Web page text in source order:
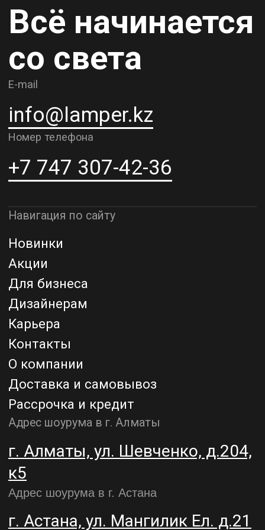
Контакты
О компании
Рассрочка и кредит
к5
Адрес шоурума в г. Астана
г. Астана, ул. Мангилик Ел. д.21
Благодарим за внимание к Lamper.kz.
До встречи в ваших будущих
Политика конфиденциальности